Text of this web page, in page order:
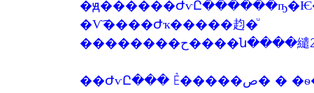
�Ѵ͡����Ժҡ�����赹�ͧ